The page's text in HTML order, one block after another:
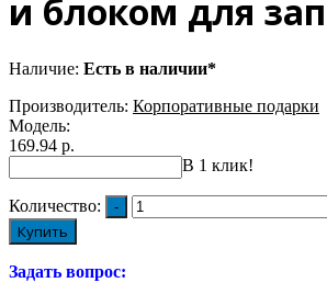
и блоком для
Наличие: Есть в наличии*
Производитель: Корпоративные подарки
Модель:
169.94 р.
В 1 клик!
Количество:
Купить
Задать вопрос: